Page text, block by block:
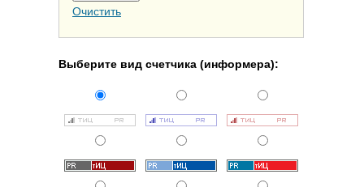
Очистить
Выберите вид счетчика (информера):